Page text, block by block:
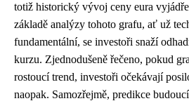
totiž historický vývoj ceny eura
základě analýzy tohoto grafu, ať už
fundamentální, se investoři snaží
kurzu. Zjednodušeně řečeno, pokud
rostoucí trend, investoři očekávají
naopak. Samozřejmě, predikce